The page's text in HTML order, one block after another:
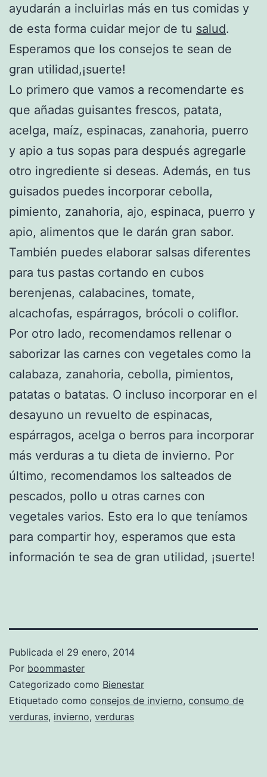
ayudarán a incluirlas más en tus comidas y
de esta forma cuidar mejor de tu salud.
Esperamos que los consejos te sean de
gran utilidad,¡suerte!
Lo primero que vamos a recomendarte es
que añadas guisantes frescos, patata,
acelga, maíz, espinacas, zanahoria, puerro
y apio a tus sopas para después agregarle
otro ingrediente si deseas. Además, en tus
guisados puedes incorporar cebolla,
pimiento, zanahoria, ajo, espinaca, puerro y
apio, alimentos que le darán gran sabor.
También puedes elaborar salsas diferentes
para tus pastas cortando en cubos
berenjenas, calabacines, tomate,
alcachofas, espárragos, brócoli o coliflor.
Por otro lado, recomendamos rellenar o
saborizar las carnes con vegetales como la
calabaza, zanahoria, cebolla, pimientos,
patatas o batatas. O incluso incorporar en el
desayuno un revuelto de espinacas,
espárragos, acelga o berros para incorporar
más verduras a tu dieta de invierno. Por
último, recomendamos los salteados de
pescados, pollo u otras carnes con
vegetales varios. Esto era lo que teníamos
para compartir hoy, esperamos que esta
información te sea de gran utilidad, ¡suerte!
Publicada el 29 enero, 2014
Por boommaster
Categorizado como Bienestar
Etiquetado como consejos de invierno, consumo de
verduras, invierno, verduras